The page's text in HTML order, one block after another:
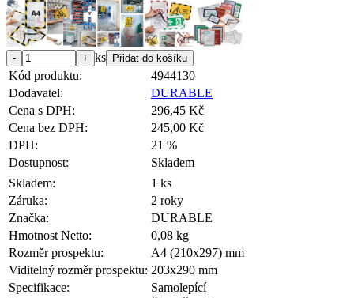
ks
Kód produktu:
4944130
Dodavatel:
DURABLE
Cena s DPH:
296,45 Kč
Cena bez DPH:
245,00 Kč
DPH:
21 %
Dostupnost:
Skladem
Skladem:
1 ks
Záruka:
2 roky
Značka:
DURABLE
Hmotnost Netto:
0,08 kg
Rozměr prospektu:
A4 (210x297) mm
Viditelný rozměr prospektu: 203x290 mm
Specifikace:
Samolepící